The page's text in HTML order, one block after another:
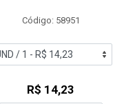
Código: 58951
R$ 14,23